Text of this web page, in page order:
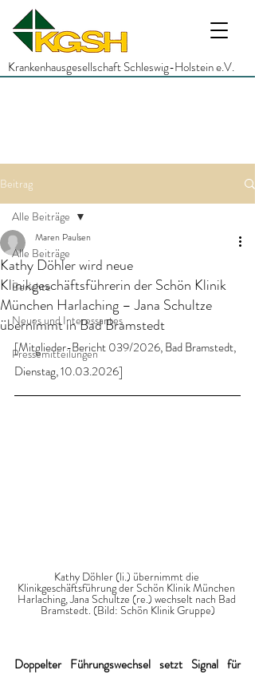
Krankenhausgesellschaft Schleswig-Holstein e.V.
Beitrag
Alle Beiträge
Berichte
Neues und Interessantes
Pressemitteilungen
Alle Beiträge
Kathy Döhler wird neue
Klinikgeschäftsführerin der Schön Klinik
München Harlaching – Jana Schultze
übernimmt in Bad Bramstedt
Maren Paulsen
[Mitglieder-Bericht 039/2026, Bad Bramstedt,
Dienstag, 10.03.2026]
Kathy Döhler (li.) übernimmt die
Klinikgeschäftsführung der Schön Klinik München
Harlaching, Jana Schultze (re.) wechselt nach Bad
Bramstedt. (Bild: Schön Klinik Gruppe)
Doppelter Führungswechsel setzt Signal für